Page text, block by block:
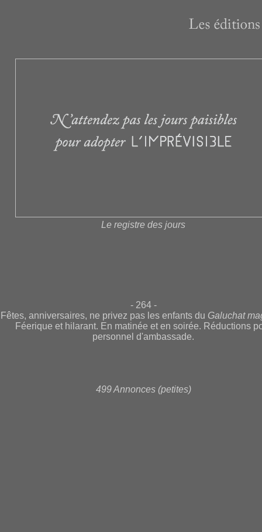
Le registre des jours
- 264 -
Fêtes, anniversaires, ne privez pas les enfants du Galuchat
Féerique et hilarant. En matinée et en soirée. Réductions
personnel d'ambassade.
499 Annonces (petites)